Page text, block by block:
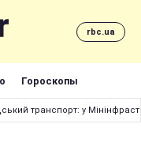
rbc.ua
Гороскопы
транспорт: у